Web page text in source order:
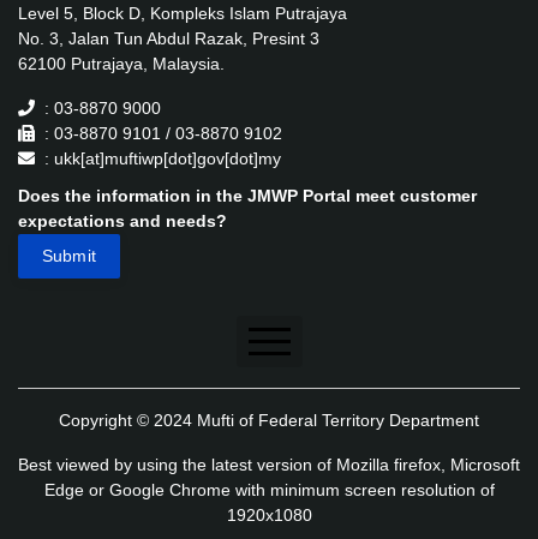
Level 5, Block D, Kompleks Islam Putrajaya
No. 3, Jalan Tun Abdul Razak, Presint 3
62100 Putrajaya, Malaysia.
: 03-8870 9000
: 03-8870 9101 / 03-8870 9102
: ukk[at]muftiwp[dot]gov[dot]my
Does the information in the JMWP Portal meet customer
expectations and needs?
Disclaimer
Privacy Policy
Application's Privacy Policy
Copyright © 2024 Mufti of Federal Territory Department
Best viewed by using the latest version of Mozilla firefox, Microsoft
Edge or Google Chrome with minimum screen resolution of
1920x1080